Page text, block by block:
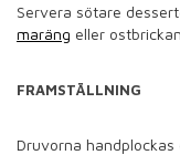
Servera sötare
maräng eller
FRAMSTÄLLNING
Druvorna handplockas